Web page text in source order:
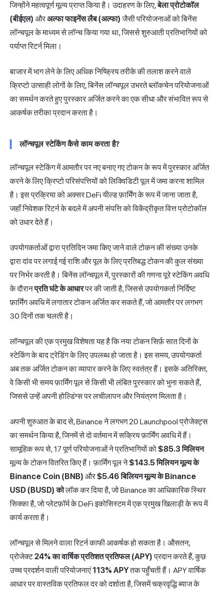
जिन्होंने महत्वपूर्ण मूल्य प्राप्त किया है। उदाहरण के लिए,बेला प्रोटोकॉल
(बीईएल) औरअल्फा फाइनेंस लैब (अल्फा)जैसी परियोजनाओं को बिनेंस
लॉन्चपूल के माध्यम से लॉन्च किया गया था, जिससे शुरुआती प्रतिभागियों को
पर्याप्त रिटर्न मिला।
बाजार में भाग लेने के लिए अधिक निष्क्रिय तरीके की तलाश करने वाले
क्रिप्टो उत्साही लोगों के लिए, बिनेंस लॉन्चपूल उभरते ब्लॉकचेन परियोजनाओं
का समर्थन करते हुए पुरस्कार अर्जित करने का एक सीधा और संभावित रूप से
आकर्षक तरीका प्रदान करता है।
लॉन्चपूल स्टेकिंग कैसे काम करता है?
लॉन्चपूल स्टेकिंग में आमतौर पर नए बनाए गए टोकन के रूप में पुरस्कार अर्जित
करने के लिए क्रिप्टो परिसंपत्तियों को लिक्विडिटी पूल में जमा करना शामिल
है। इस प्रक्रिया को अक्सर DeFi यील्ड फ़ार्मिंग के रूप में जाना जाता है,
जहाँ निवेशक रिटर्न के बदले में अपनी संपत्ति को विकेंद्रीकृत वित्त प्रोटोकॉल
को उधार देते हैं।
उपयोगकर्ताओं द्वारा प्रतिदिन जमा किए जाने वाले टोकन की संख्या उनके
द्वारा दांव पर लगाई गई राशि और पूल के लिए प्रतिबद्ध टोकन की कुल संख्या
पर निर्भर करती है। बिनेंस लॉन्चपूल में, पुरस्कारों की गणना पूरे स्टेकिंग अवधि
के दौरानप्रति घंटे के आधारपर की जाती है, जिससे उपयोगकर्ता निर्दिष्ट
फ़ार्मिंग अवधि में लगातार टोकन अर्जित कर सकते हैं, जो आमतौर पर लगभग
30 दिनों तक चलती है।
लॉन्चपूल की एक प्रमुख विशेषता यह है कि नया टोकन सिर्फ़ सात दिनों के
स्टेकिंग के बाद ट्रेडिंग के लिए उपलब्ध हो जाता है। इस समय, उपयोगकर्ता
अब तक अर्जित टोकन का व्यापार करने के लिए स्वतंत्र हैं। इसके अतिरिक्त,
वे किसी भी समय फ़ार्मिंग पूल से किसी भी लंबित पुरस्कार को भुना सकते हैं,
जिससे उन्हें अपनी होल्डिंग्स पर लचीलापन और नियंत्रण मिलता है।
अपनी शुरुआत के बाद से, Binance ने लगभग 20 Launchpool प्रोजेक्ट्स
का समर्थन किया है, जिनमें से दो वर्तमान में सक्रिय फ़ार्मिंग अवधि में हैं।
सामूहिक रूप से, 17 पूर्ण परियोजनाओं ने प्रतिभागियों को $85.3 मिलियन
मूल्य के टोकन वितरित किए हैं। फ़ार्मिंग पूल ने$143.5 मिलियनमूल्य के
Binance Coin (BNB) और $5.46 बिलियन मूल्य के Binance
USD (BUSD) कोलॉक कर दिया है, जो Binance का आधिकारिक स्थिर
सिक्का है, जो प्लेटफ़ॉर्म के DeFi इकोसिस्टम में एक प्रमुख खिलाड़ी के रूप में
कार्य करता है।
लॉन्चपूल से मिलने वाला रिटर्न काफी आकर्षक हो सकता है। औसतन,
प्रोजेक्ट24% का वार्षिक प्रतिशत प्रतिफल (APY)प्रदान करते हैं, कुछ
उच्च प्रदर्शन वाली परियोजनाएं113% APYतक पहुँचती हैं। APY वार्षिक
आधार पर वास्तविक प्रतिफल दर को दर्शाता है, जिसमें चक्रवृद्धि ब्याज के